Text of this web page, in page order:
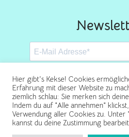
Abonnieren
Hier gibt's Kekse! Cookies
Erfahrung mit dieser Website zu
ziemlich schlau: Sie merken sich
Indem du auf "Alle annehmen"
Verwendung aller Cookies zu. Unter
kannst du deine Zustimmung